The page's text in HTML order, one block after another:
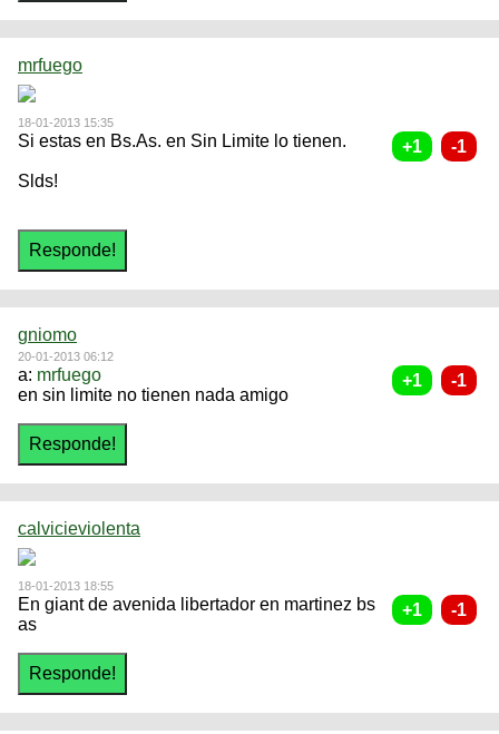
mrfuego
18-01-2013 15:35
Si estas en Bs.As. en Sin Limite lo tienen.
Slds!
gniomo
20-01-2013 06:12
a: mrfuego
en sin limite no tienen nada amigo
calvicieviolenta
18-01-2013 18:55
En giant de avenida libertador en martinez bs
as